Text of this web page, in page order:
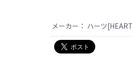
メーカー： ハーツ